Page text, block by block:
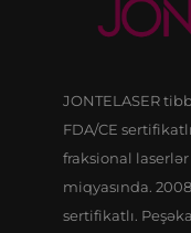
JONTELASER
FDA/CE
fraksional
miqyasında.
sertifikatlı.